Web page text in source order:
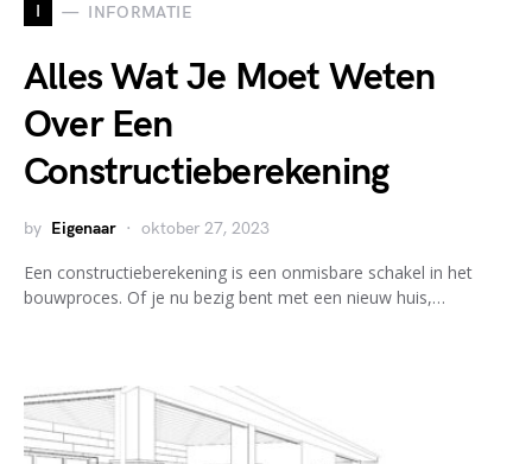
I INFORMATIE
Alles Wat Je Moet Weten
Over Een
Constructieberekening
by Eigenaar oktober 27, 2023
Een constructieberekening is een onmisbare schakel in het
bouwproces. Of je nu bezig bent met een nieuw huis,…